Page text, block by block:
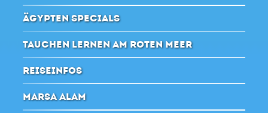
ÄGYPTEN SPECIALS
TAUCHEN LERNEN AM ROTEN MEER
REISEINFOS
MARSA ALAM